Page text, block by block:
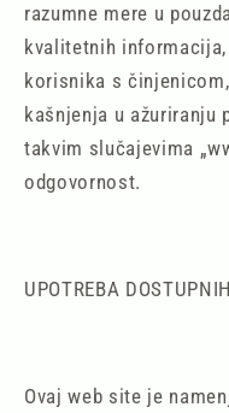
razumne mere u
kvalitetnih
korisnika s
kašnjenja u ažuriranju
takvim slučajevima
odgovornost.
UPOTREBA
Ovaj web site je